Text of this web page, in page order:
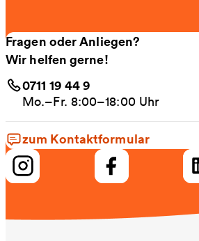
Fragen oder Anliegen?
Wir helfen gerne!
0711 19 44 9
Mo.–Fr. 8:00–18:00 Uhr
zum Kontaktformular